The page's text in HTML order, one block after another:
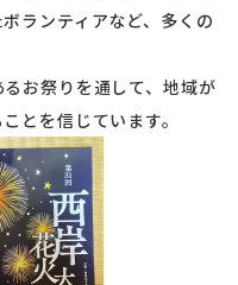
ランティアなど、多くの
お祭りを通して、地域が
とを信じています。